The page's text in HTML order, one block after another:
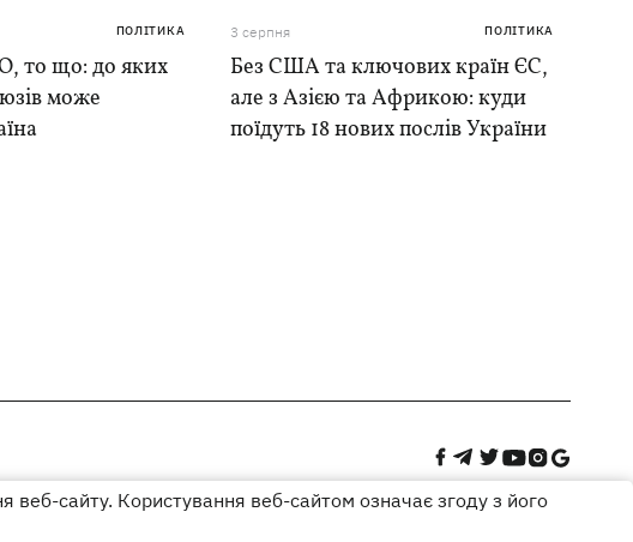
ПОЛІТИКА
то що: до яких
може
3 серпня ПОЛІТИКА
Без США та ключових країн ЄС,
але з Азією та Африкою: куди
поїдуть 18 нових послів України
веб-сайту. Користування веб-сайтом означає згоду з його